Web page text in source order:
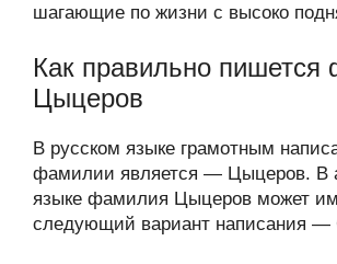
шагающие по жизни с высоко
Как правильно
Цыцеров
В русском языке грамотным
фамилии является — Цыцеров. В
языке фамилия Цыцеров может
следующий вариант написания —